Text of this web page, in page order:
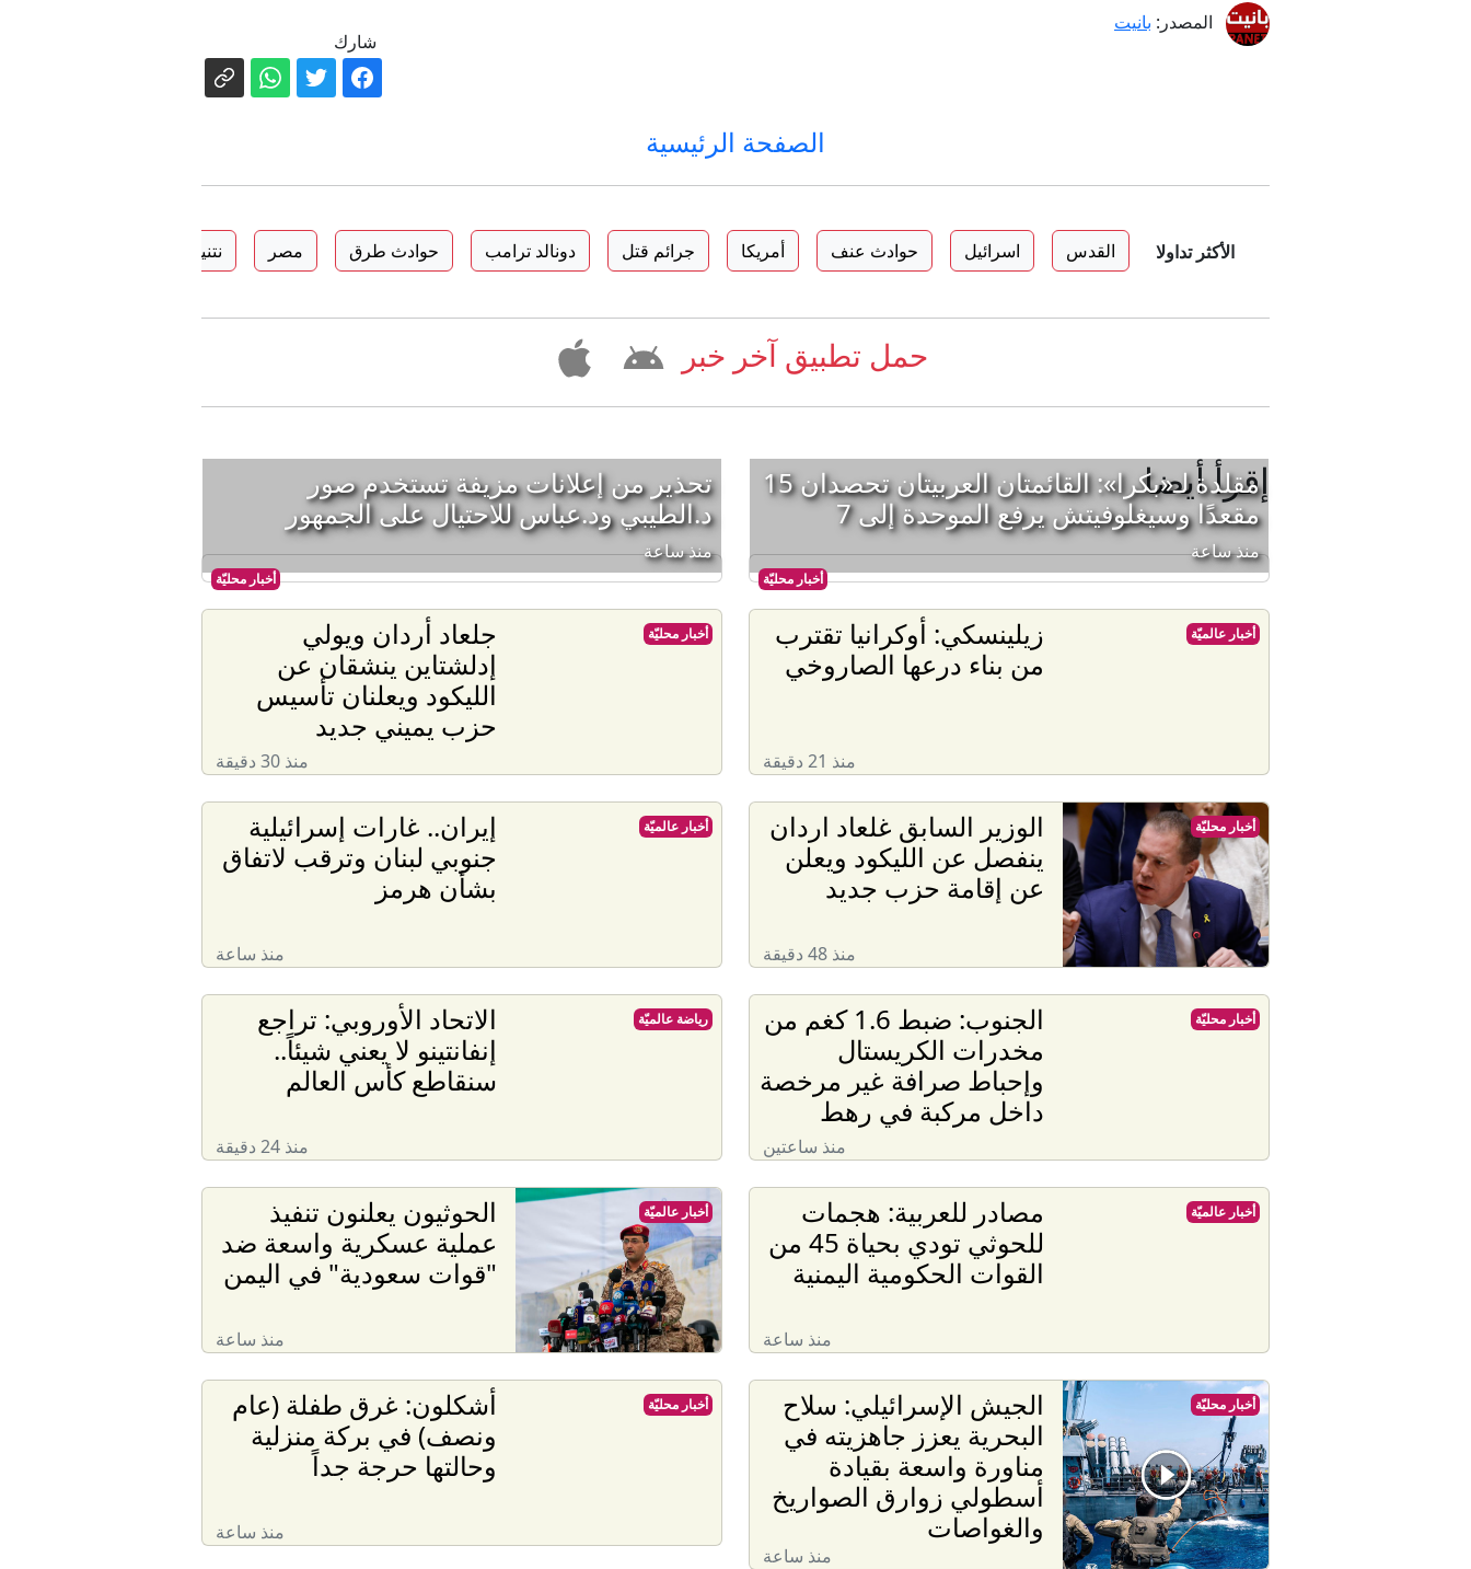
المصدر: بانيت
شارك
الصفحة الرئيسية
الأكثر تداولا القدس اسرائيل حوادث عنف أمريكا جرائم قتل دونالد ترامب حوادث طرق مصر نتنياهو
حمل تطبيق آخر خبر
إقرأ أيضا
أخبار محليّة
مقلدة لـ«بكرا»: القائمتان العربيتان تحصدان 15
مقعدًا وسيغلوفيتش يرفع الموحدة إلى 7
منذ ساعة
أخبار محليّة
تحذير من إعلانات مزيفة تستخدم صور
د.الطيبي ود.عباس للاحتيال على الجمهور
منذ ساعة
زيلينسكي: أوكرانيا تقترب
من بناء درعها الصاروخي
منذ 21 دقيقة
أخبار عالميّة
جلعاد أردان ويولي
إدلشتاين ينشقان عن
الليكود ويعلنان تأسيس
حزب يميني جديد
منذ 30 دقيقة
أخبار محليّة
الوزير السابق غلعاد اردان
ينفصل عن الليكود ويعلن
عن إقامة حزب جديد
منذ 48 دقيقة
أخبار محليّة
إيران.. غارات إسرائيلية
جنوبي لبنان وترقب لاتفاق
بشأن هرمز
منذ ساعة
أخبار عالميّة
الجنوب: ضبط 1.6 كغم من
مخدرات الكريستال
وإحباط صرافة غير مرخصة
داخل مركبة في رهط
منذ ساعتين
أخبار محليّة
الاتحاد الأوروبي: تراجع
إنفانتينو لا يعني شيئاً..
سنقاطع كأس العالم
منذ 24 دقيقة
رياضة عالميّة
مصادر للعربية: هجمات
للحوثي تودي بحياة 45 من
القوات الحكومية اليمنية
منذ ساعة
أخبار عالميّة
الحوثيون يعلنون تنفيذ
عملية عسكرية واسعة ضد
"قوات سعودية" في اليمن
منذ ساعة
أخبار عالميّة
الجيش الإسرائيلي: سلاح
البحرية يعزز جاهزيته في
مناورة واسعة بقيادة
أسطولي زوارق الصواريخ
والغواصات
منذ ساعة
أخبار محليّة
أشكلون: غرق طفلة (عام
ونصف) في بركة منزلية
وحالتها حرجة جداً
منذ ساعة
أخبار محليّة